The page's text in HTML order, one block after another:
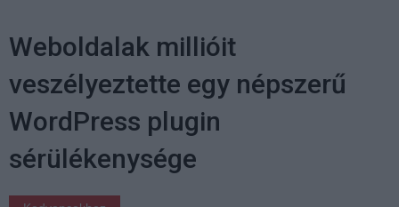
Weboldalak millióit
veszélyeztette egy népszerű
WordPress plugin
sérülékenysége